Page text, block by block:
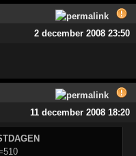
2 december 2008 23:50
11 december 2008 18:20